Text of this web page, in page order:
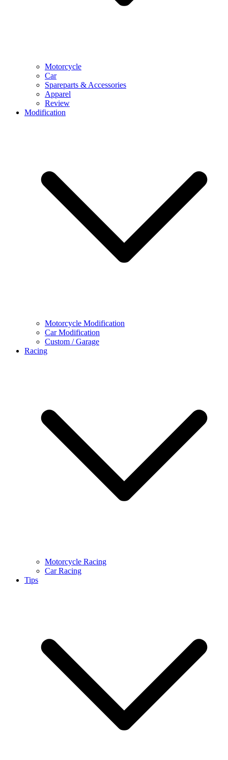
Motorcycle
Car
Spareparts & Accessories
Apparel
Review
Modification
Motorcycle Modification
Car Modification
Custom / Garage
Racing
Motorcycle Racing
Car Racing
Tips